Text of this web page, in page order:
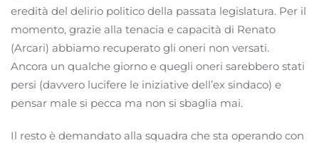
eredità del delirio politico della passata legislatura. Per il
momento, grazie alla tenacia e capacità di Renato
(Arcari) abbiamo recuperato gli oneri non versati.
Ancora un qualche giorno e quegli oneri sarebbero stati
persi (davvero lucifere le iniziative dell’ex sindaco) e
pensar male si pecca ma non si sbaglia mai.
Il resto è demandato alla squadra che sta operando con